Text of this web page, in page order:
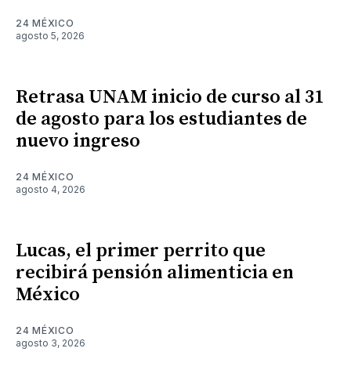
24 MÉXICO
agosto 5, 2026
Retrasa UNAM inicio de curso al 31
de agosto para los estudiantes de
nuevo ingreso
24 MÉXICO
agosto 4, 2026
Lucas, el primer perrito que
recibirá pensión alimenticia en
México
24 MÉXICO
agosto 3, 2026